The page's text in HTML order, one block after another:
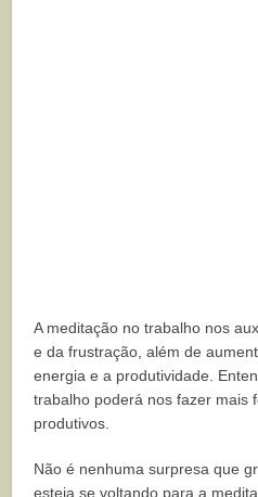
A meditação no trabalho nos
e da frustração, além de
energia e a produtividade.
trabalho poderá nos fazer mais
produtivos.
Não é nenhuma surpresa que
esteja se voltando para a